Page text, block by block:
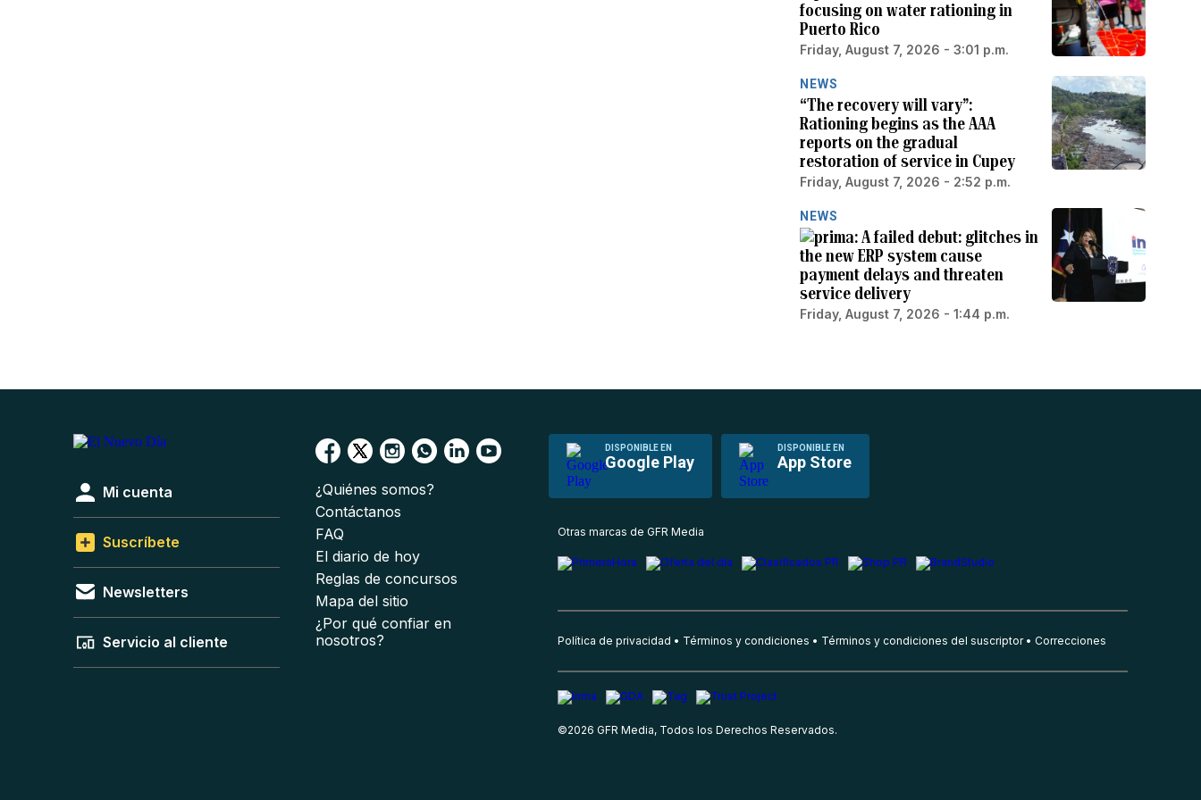
focusing on water rationing in
Puerto Rico
Friday, August 7, 2026 - 3:01 p.m.
NEWS
“The recovery will vary”:
Rationing begins as the AAA
reports on the gradual
restoration of service in Cupey
Friday, August 7, 2026 - 2:52 p.m.
NEWS
A failed debut: glitches in
the new ERP system cause
payment delays and threaten
service delivery
Friday, August 7, 2026 - 1:44 p.m.
DISPONIBLE EN
Google Play
DISPONIBLE EN
App Store
Mi cuenta
Suscríbete
Newsletters
Servicio al cliente
¿Quiénes somos?
Contáctanos
FAQ
El diario de hoy
Reglas de concursos
Mapa del sitio
¿Por qué confiar en
nosotros?
Otras marcas de GFR Media
Política de privacidad Términos y condiciones Términos y condiciones del suscriptor Correcciones
©2026 GFR Media, Todos los Derechos Reservados.